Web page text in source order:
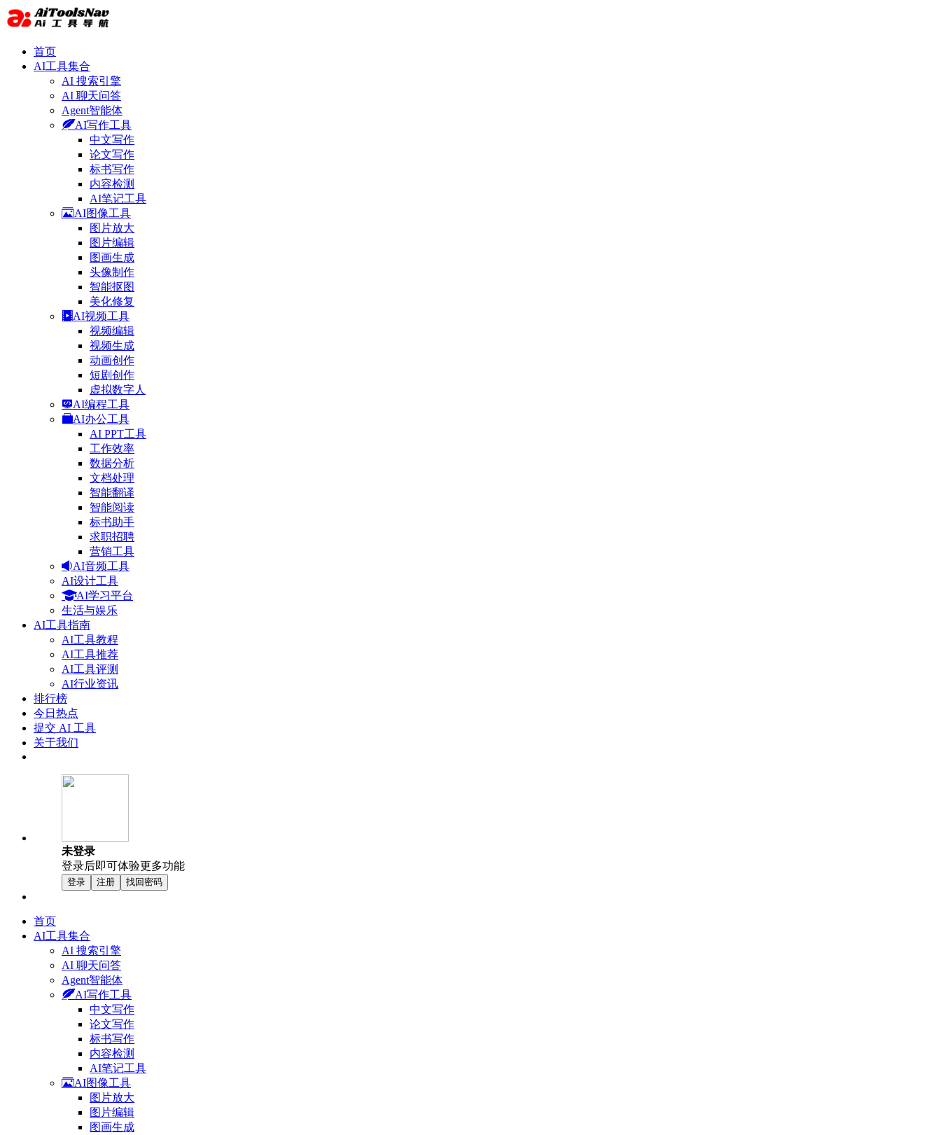
首页
AI工具集合
AI 搜索引擎
AI 聊天问答
Agent智能体
AI写作工具
中文写作
论文写作
标书写作
内容检测
AI笔记工具
AI图像工具
图片放大
图片编辑
图画生成
头像制作
智能抠图
美化修复
AI视频工具
视频编辑
视频生成
动画创作
短剧创作
虚拟数字人
AI编程工具
AI办公工具
AI PPT工具
工作效率
数据分析
文档处理
智能翻译
智能阅读
标书助手
求职招聘
营销工具
AI音频工具
AI设计工具
AI学习平台
生活与娱乐
AI工具指南
AI工具教程
AI工具推荐
AI工具评测
AI行业资讯
排行榜
今日热点
提交 AI 工具
关于我们
未登录
登录后即可体验更多功能
登录 注册 找回密码
首页
AI工具集合
AI 搜索引擎
AI 聊天问答
Agent智能体
AI写作工具
中文写作
论文写作
标书写作
内容检测
AI笔记工具
AI图像工具
图片放大
图片编辑
图画生成